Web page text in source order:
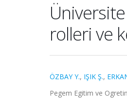
rolleri ve
ÖZBAY Y., IŞIK Ş.,
Pegem Egitim ve